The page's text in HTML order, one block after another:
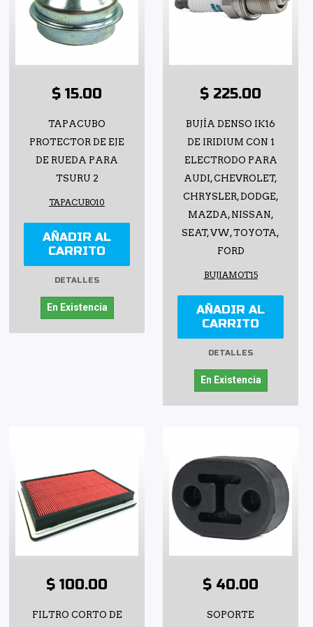
$ 15.00
TAPACUBO
PROTECTOR DE EJE
DE RUEDA PARA
TSURU 2
TAPACUBO10
AÑADIR AL
CARRITO
DETALLES
En Existencia
$ 225.00
BUJÍA DENSO IK16
DE IRIDIUM CON 1
ELECTRODO PARA
AUDI, CHEVROLET,
CHRYSLER, DODGE,
MAZDA, NISSAN,
SEAT, VW, TOYOTA,
FORD
BUJIAMOT15
AÑADIR AL
CARRITO
DETALLES
En Existencia
$ 100.00
FILTRO CORTO DE
$ 40.00
SOPORTE